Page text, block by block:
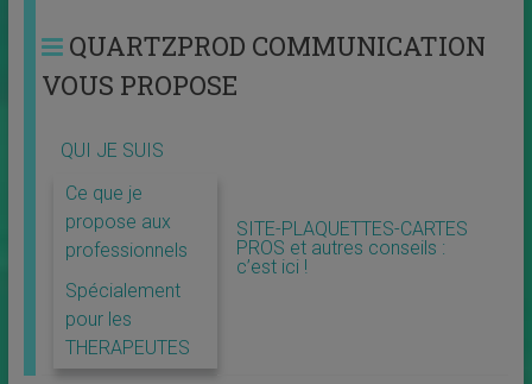
QUARTZPROD COMMUNICATION
VOUS PROPOSE
QUI JE SUIS
Ce que je
propose aux
professionnels
Spécialement
pour les
THERAPEUTES
SITE-PLAQUETTES-CARTES
PROS et autres conseils :
c’est ici !